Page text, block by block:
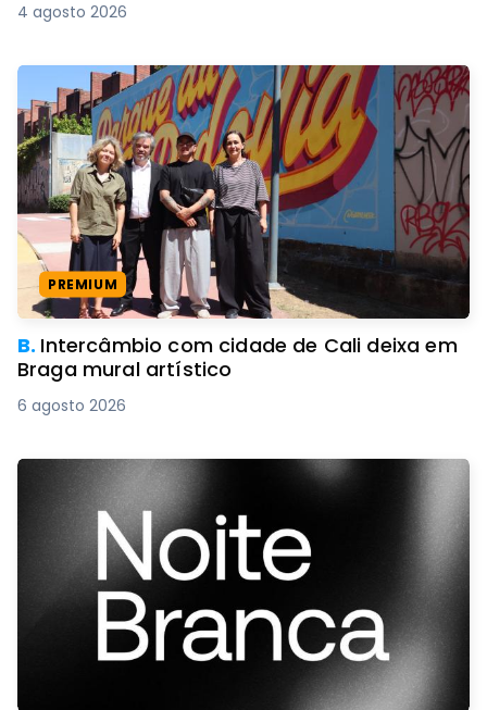
4 agosto 2026
PREMIUM
B. Intercâmbio com cidade de Cali deixa em
Braga mural artístico
6 agosto 2026